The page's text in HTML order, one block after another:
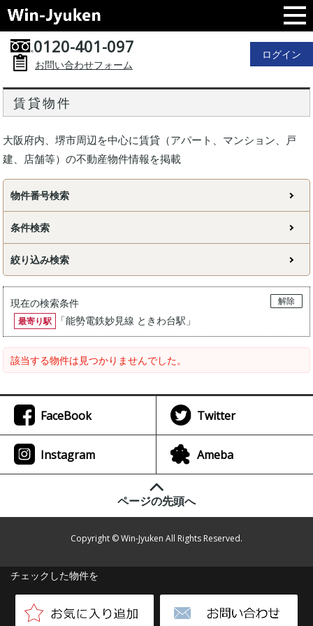
0120-401-097
お問い合わせフォーム
ログイン
賃貸物件
大阪府内、堺市周辺を中心に賃貸（アパート、マンション、戸
建、店舗等）の不動産物件情報を掲載
物件番号検索
条件検索
絞り込み検索
現在の検索条件
解除
最寄り駅
「能勢電鉄妙見線 ときわ台駅 」
該当する物件は見つかりませんでした。
チェックした物件を
FaceBook Twitter
Instagram Ameba
ページの先頭へ
Copyright © Win-Jyuken All Rights Reserved.